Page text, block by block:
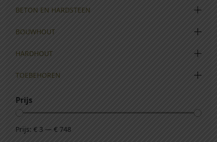
BETON EN HARDSTEEN
BOUWHOUT
HARDHOUT
TOEBEHOREN
Prijs
Prijs: € 3 — € 748